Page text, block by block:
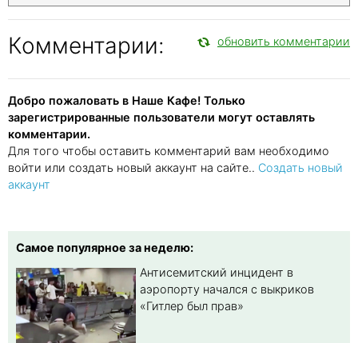
Комментарии: обновить комментарии
Добро пожаловать в Наше Кафе! Только
зарегистрированные пользователи могут оставлять
комментарии.
Для того чтобы оставить комментарий вам необходимо
войти или создать новый аккаунт на сайте.. Создать новый
аккаунт
Самое популярное за неделю:
Антисемитский инцидент в
аэропорту начался с выкриков
«Гитлер был прав»